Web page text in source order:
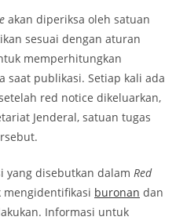
akan diperiksa oleh satuan
sesuai dengan aturan
memperhitungkan
saat publikasi. Setiap kali ada
red notice dikeluarkan,
Jenderal, satuan tugas
yang disebutkan dalam Red
buronan dan
Informasi untuk